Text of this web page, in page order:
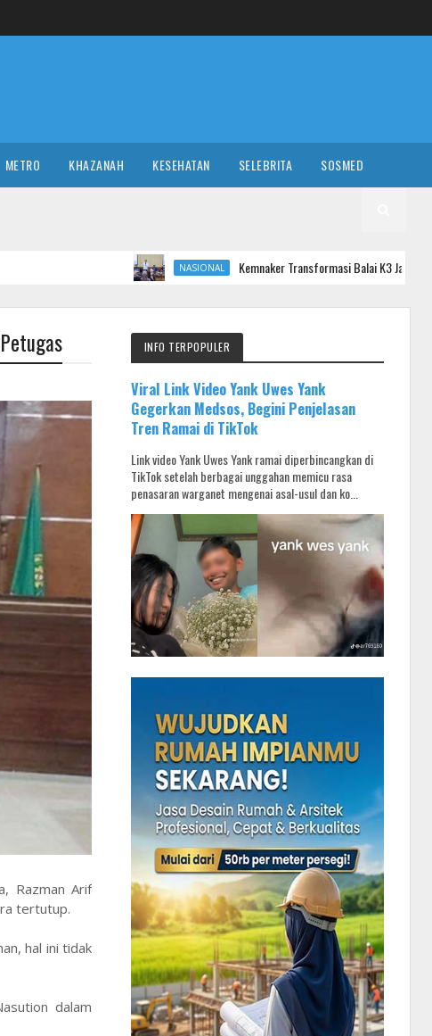
METRO KHAZANAH KESEHATAN SELEBRITA SOSMED
NASIONAL Kemnaker Transformasi Balai K3 Jadi Garda Terdepan
Razman Arif
tertutup.
hal ini tidak
dalam
INFO TERPOPULER
Viral Link Video Yank Uwes Yank
Gegerkan Medsos, Begini Penjelasan
Tren Ramai di TikTok
Link video Yank Uwes Yank ramai diperbincangkan di
TikTok setelah berbagai unggahan memicu rasa
penasaran warganet mengenai asal-usul dan ko...